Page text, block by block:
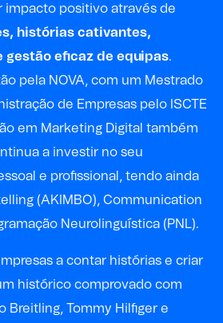
impacto positivo através de
histórias cativantes,
gestão eficaz de equipas.
pela NOVA, com um Mestrado
de Empresas pelo ISCTE
em Marketing Digital também
a investir no seu
e profissional, tendo ainda
(AKIMBO), Communication
Neurolinguística (PNL).
a contar histórias e criar
histórico comprovado com
Breitling, Tommy Hilfiger e